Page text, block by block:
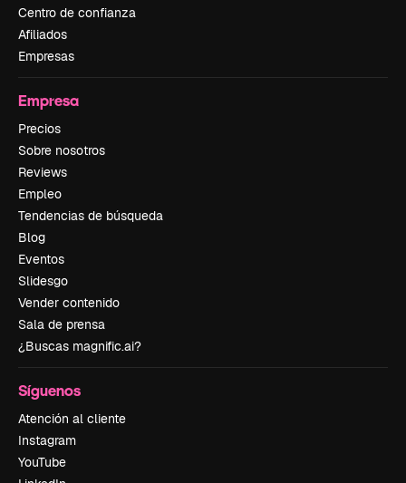
Centro de confianza
Afiliados
Empresas
Empresa
Precios
Sobre nosotros
Reviews
Empleo
Tendencias de búsqueda
Blog
Eventos
Slidesgo
Vender contenido
Sala de prensa
¿Buscas magnific.ai?
Síguenos
Atención al cliente
Instagram
YouTube